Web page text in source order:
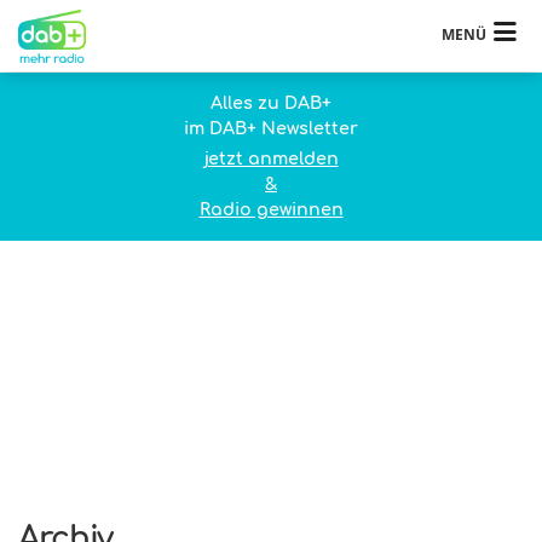
MENÜ
Alles zu DAB+
im DAB+ Newsletter
jetzt anmelden
&
Radio gewinnen